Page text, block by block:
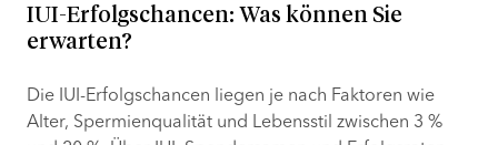
IUI-Erfolgschancen: Was können Sie
erwarten?
Die IUI-Erfolgschancen liegen je nach Faktoren wie
Alter, Spermienqualität und Lebensstil zwischen 3 %